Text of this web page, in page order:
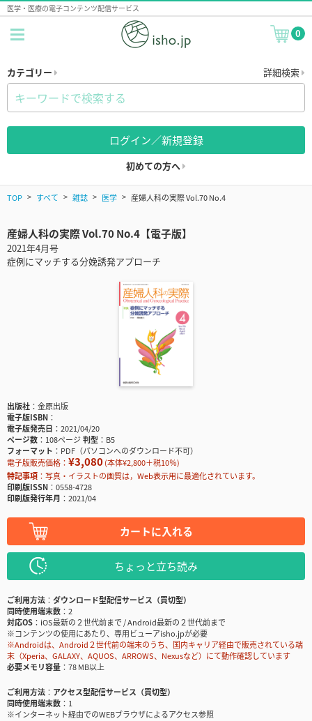
医学・医療の電子コンテンツ配信サービス
0
カテゴリー 詳細検索
ログイン／新規登録
初めての方へ
TOP すべて 雑誌 医学 産婦人科の実際 Vol.70 No.4
産婦人科の実際 Vol.70 No.4【電子版】
2021年4月号
症例にマッチする分娩誘発アプローチ
出版社
金原出版
電子版ISBN
電子版発売日
2021/04/20
ページ数
108ページ判型
B5
フォーマット
PDF（パソコンへのダウンロード不可）
電子版販売価格： ¥3,080(本体¥2,800＋税10％)
特記事項
写真・イラストの画質は，Web表示用に最適化されています。
印刷版ISSN
0558-4728
印刷版発行年月
2021/04
カートに入れる
ちょっと立ち読み
ご利用方法
ダウンロード型配信サービス（買切型）
同時使用端末数
2
対応OS
iOS最新の２世代前まで / Android最新の２世代前まで
※コンテンツの使用にあたり、専用ビューアisho.jpが必要
※Androidは、Android２世代前の端末のうち、国内キャリア経由で販売されている端
末（Xperia、GALAXY、AQUOS、ARROWS、Nexusなど）にて動作確認しています
必要メモリ容量
78 MB以上
ご利用方法
アクセス型配信サービス（買切型）
同時使用端末数
1
※インターネット経由でのWEBブラウザによるアクセス参照